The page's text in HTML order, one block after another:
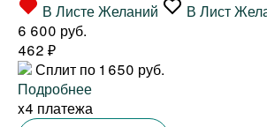
В Листе Желаний
В Лист
6 600 руб.
462 ₽
Сплит по 1 650 руб.
Подробнее
x4 платежа